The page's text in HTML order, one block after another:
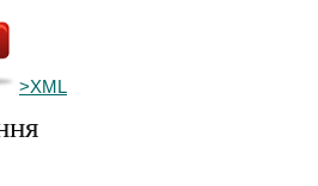
>XML